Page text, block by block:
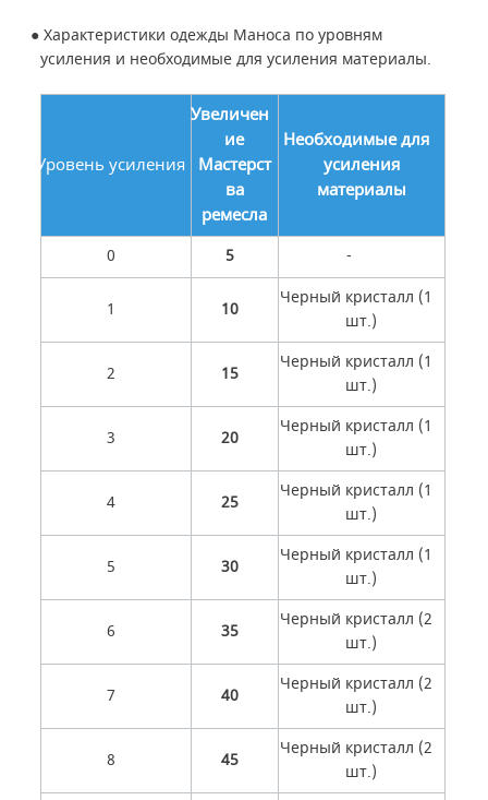
● Характеристики одежды Маноса по уровням
усиления и необходимые для усиления материалы.
Уровень усиления
Увеличен
ие
Мастерст
ва
ремесла
Необходимые для
усиления
материалы
0 5 -
1 10
Черный кристалл (1
шт.)
2 15
Черный кристалл (1
шт.)
3 20
Черный кристалл (1
шт.)
4 25
Черный кристалл (1
шт.)
5 30
Черный кристалл (1
шт.)
6 35
Черный кристалл (2
шт.)
7 40
Черный кристалл (2
шт.)
8 45
Черный кристалл (2
шт.)